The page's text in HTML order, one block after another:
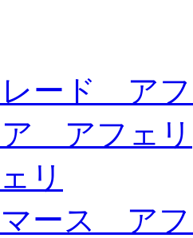
レード ア
ア アフェリ
リ
ース ア